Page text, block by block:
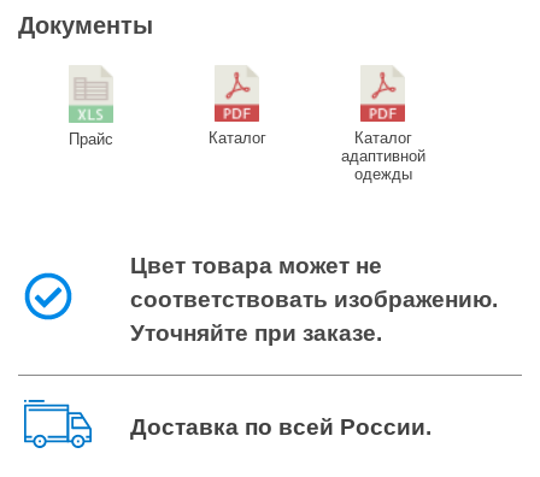
Документы
Прайс Каталог
Каталог
адаптивной
одежды
Цвет товара может не
соответствовать изображению.
Уточняйте при заказе.
Доставка по всей России.